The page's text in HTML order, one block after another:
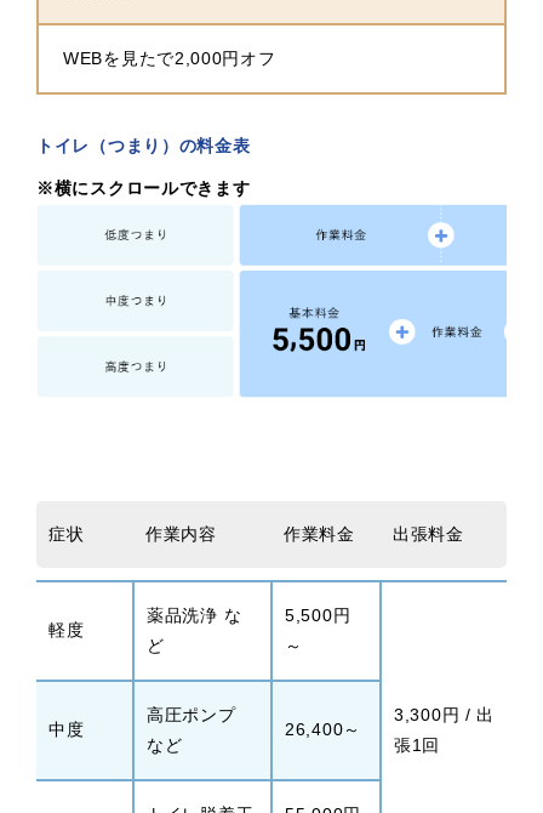
WEBを見たで2,000円オフ
トイレ（つまり）の料金表
※横にスクロールできます
症状 作業内容 作業料金 出張料金
軽度
薬品洗浄 な
ど
5,500円
～
3,300円 / 出
張1回
中度
高圧ポンプ
など
26,400～